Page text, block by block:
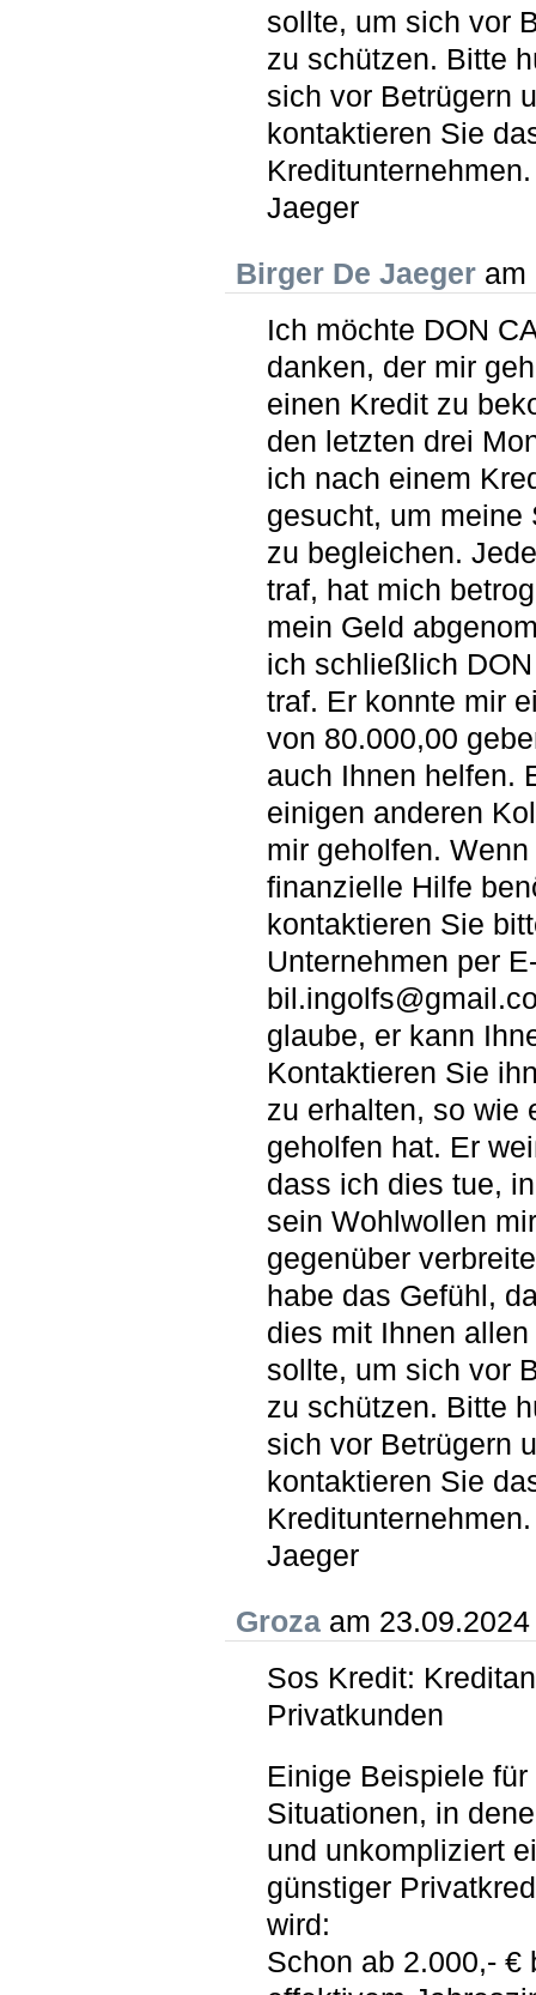
sollte, um sich vor
zu schützen. Bitte
sich vor Betrügern
kontaktieren Sie
Jaeger
Birger De Jaegeram
Ich möchte DON
danken, der mir
einen Kredit zu
den letzten drei
ich nach einem
gesucht, um meine
zu begleichen.
traf, hat mich
mein Geld
ich schließlich
traf. Er konnte mir
von 80.000,00
auch Ihnen helfen.
einigen anderen
mir geholfen. Wenn
finanzielle Hilfe
kontaktieren Sie
Unternehmen per
glaube, er kann
Kontaktieren Sie
zu erhalten, so wie
geholfen hat. Er
dass ich dies tue,
sein Wohlwollen mir
gegenüber
habe das Gefühl,
dies mit Ihnen
sollte, um sich vor
zu schützen. Bitte
sich vor Betrügern
kontaktieren Sie
Jaeger
Grozaam 23.09.2024
Sos Kredit:
Privatkunden
Einige Beispiele für
Situationen, in
und unkompliziert
günstiger
wird:
Schon ab 2.000,- €